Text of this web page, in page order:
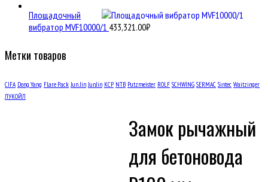
Площадочный
вибратор MVF10000/1 433,321.00₽
Метки товаров
CIFA Dong Yang Flare Pack Jun Jin JunJin KCP NTB Putzmeister ROLF SCHWING SERMAC Sintec Waitzinger
ЛУКОЙЛ
Замок рычажный
для бетоновода